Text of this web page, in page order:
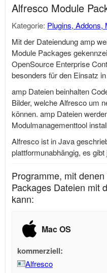
Alfresco Module
Kategorie: Plugins, Addons,
Mit der Dateiendung amp
Module Packages
OpenSource Enterprise
besonders für den Einsatz
amp Dateien beinhalten
Bilder, welche Alfresco um
können. amp Dateien
Modulmanagementtool
Alfresco ist in Java
plattformunabhängig, es
Programme, mit
Packages Dateien mit
kann:
Mac OS
kommerziell:
Alfresco